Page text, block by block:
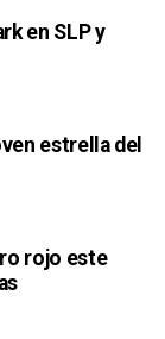
en SLP y
estrella del
rojo este